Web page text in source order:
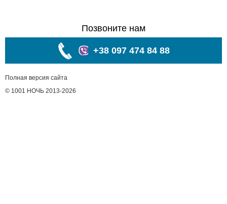
Позвоните нам
+38 097 474 84 88
Полная версия сайта
© 1001 НОЧЬ 2013-2026